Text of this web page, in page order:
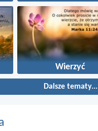
Wierzyć
Dalsze tematy...